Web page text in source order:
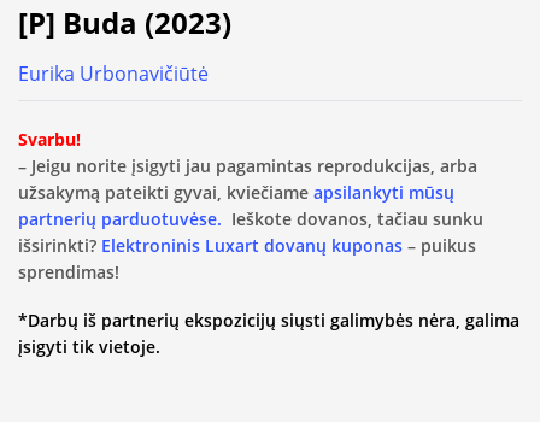
[P] Buda (2023)
Eurika Urbonavičiūtė
Svarbu!
– Jeigu norite įsigyti jau pagamintas reprodukcijas, arba
užsakymą pateikti gyvai, kviečiame apsilankyti mūsų
partnerių parduotuvėse. Ieškote dovanos, tačiau sunku
išsirinkti? Elektroninis Luxart dovanų kuponas – puikus
sprendimas!
*Darbų iš partnerių ekspozicijų siųsti galimybės nėra, galima
įsigyti tik vietoje.